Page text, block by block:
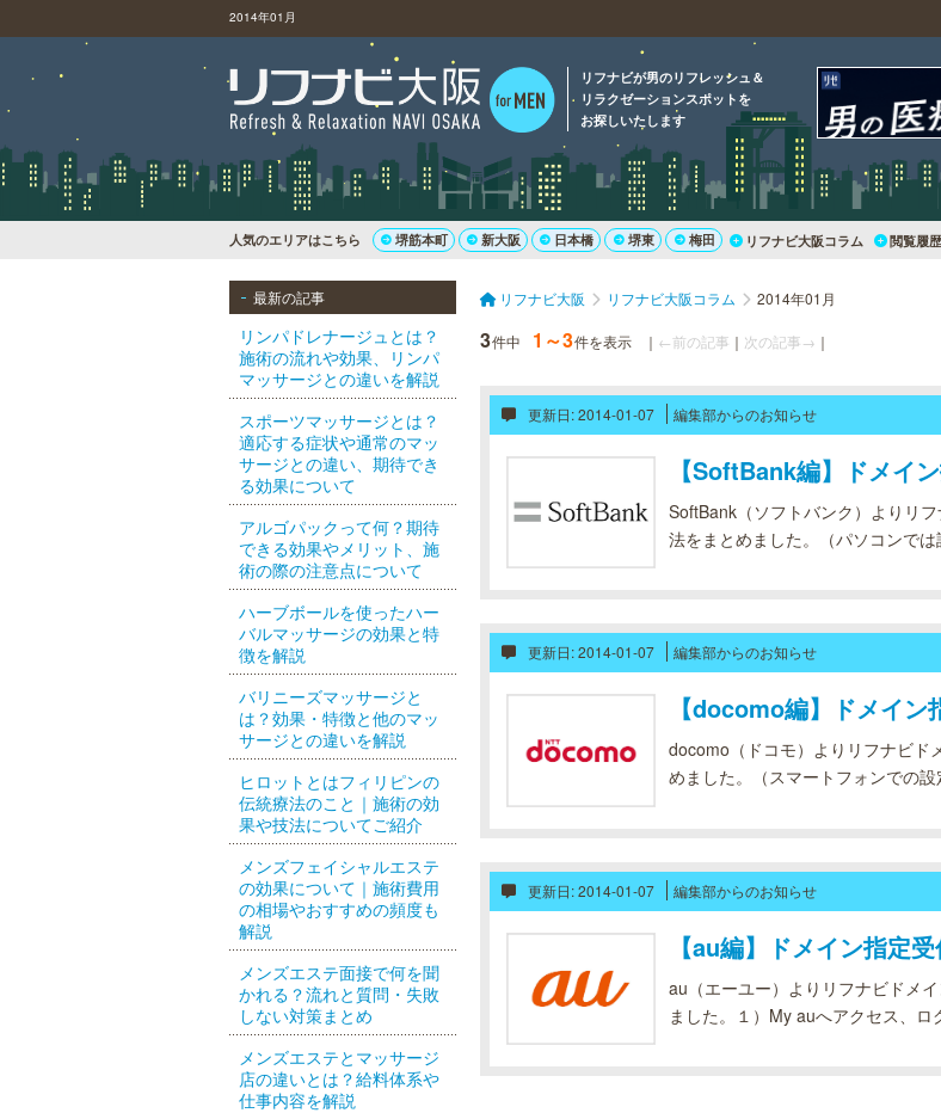
2014年01月
リフナビが男のリフレッシュ＆
リラクゼーションスポットを
お探しいたします
人気のエリアはこちら 堺筋本町 新大阪 日本橋 堺東 梅田 リフナビ大阪コラム 閲覧履歴
最新の記事
リンパドレナージュとは？
施術の流れや効果、リンパ
マッサージとの違いを解説
スポーツマッサージとは？
適応する症状や通常のマッ
サージとの違い、期待でき
る効果について
アルゴパックって何？期待
できる効果やメリット、施
術の際の注意点について
ハーブボールを使ったハー
バルマッサージの効果と特
徴を解説
バリニーズマッサージと
は？効果・特徴と他のマッ
サージとの違いを解説
ヒロットとはフィリピンの
伝統療法のこと｜施術の効
果や技法についてご紹介
メンズフェイシャルエステ
の効果について｜施術費用
の相場やおすすめの頻度も
解説
メンズエステ面接で何を聞
かれる？流れと質問・失敗
しない対策まとめ
メンズエステとマッサージ
店の違いとは？給料体系や
仕事内容を解説
リフナビ大阪 リフナビ大阪コラム 2014年01月
3件中 1～3件を表示 ｜ ←前の記事 ｜ 次の記事→ ｜
更新日: 2014-01-07 編集部からのお知らせ
【SoftBank編】ドメイ
SoftBank（ソフトバンク）よりリ
法をまとめました。（パソコンで
更新日: 2014-01-07 編集部からのお知らせ
【docomo編】ドメイ
docomo（ドコモ）よりリフナビド
めました。（スマートフォンでの
更新日: 2014-01-07 編集部からのお知らせ
【au編】ドメイン指定
au（エーユー）よりリフナビドメ
ました。１）My auへアクセス、